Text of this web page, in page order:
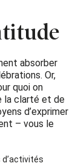
absorber
Or,
quoi on
la clarté et de
d’exprimer
– vous le